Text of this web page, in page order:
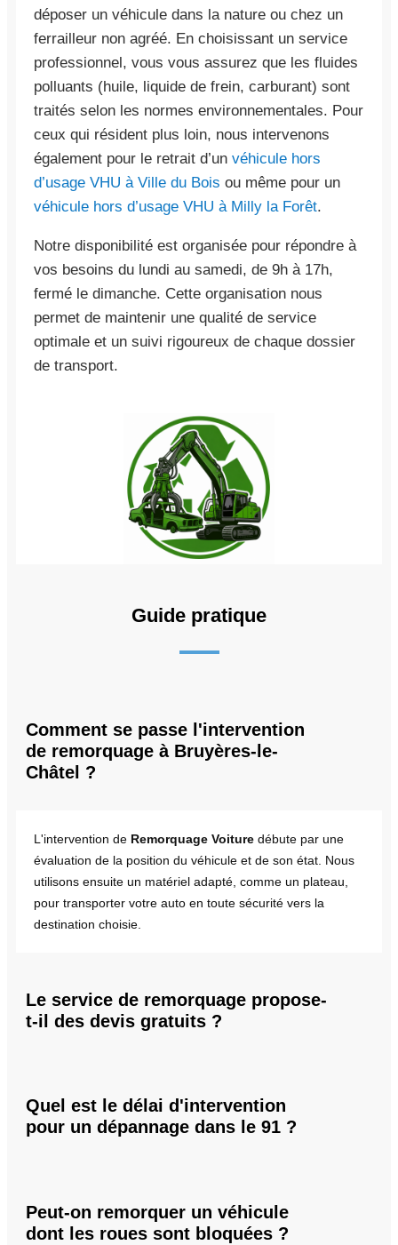
déposer un véhicule dans la nature ou chez un
ferrailleur non agréé. En choisissant un service
professionnel, vous vous assurez que les fluides
polluants (huile, liquide de frein, carburant) sont
traités selon les normes environnementales. Pour
ceux qui résident plus loin, nous intervenons
également pour le retrait d’un véhicule hors
d’usage VHU à Ville du Bois ou même pour un
véhicule hors d’usage VHU à Milly la Forêt.
Notre disponibilité est organisée pour répondre à
vos besoins du lundi au samedi, de 9h à 17h,
fermé le dimanche. Cette organisation nous
permet de maintenir une qualité de service
optimale et un suivi rigoureux de chaque dossier
de transport.
Guide pratique
Comment se passe l'intervention
de remorquage à Bruyères-le-
Châtel ?
L'intervention de Remorquage Voiture débute par une
évaluation de la position du véhicule et de son état. Nous
utilisons ensuite un matériel adapté, comme un plateau,
pour transporter votre auto en toute sécurité vers la
destination choisie.
Le service de remorquage propose-
t-il des devis gratuits ?
Quel est le délai d'intervention
pour un dépannage dans le 91 ?
Peut-on remorquer un véhicule
dont les roues sont bloquées ?